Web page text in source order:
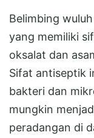
Belimbing
yang memiliki
oksalat dan
Sifat antiseptik
bakteri dan
mungkin
peradangan di